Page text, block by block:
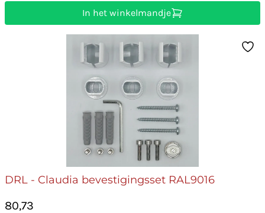
In het winkelmandje
DRL - Claudia bevestigingsset RAL9016
80,73